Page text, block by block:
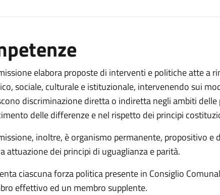
elabora proposte di interventi e politiche atte a
sociale, culturale e istituzionale, intervenendo sui
discriminazione diretta o indiretta negli ambiti delle
delle differenze e nel rispetto dei principi
inoltre, è organismo permanente, propositivo e
attuazione dei principi di uguaglianza e parità.
ciascuna forza politica presente in Consiglio
effettivo ed un membro supplente.